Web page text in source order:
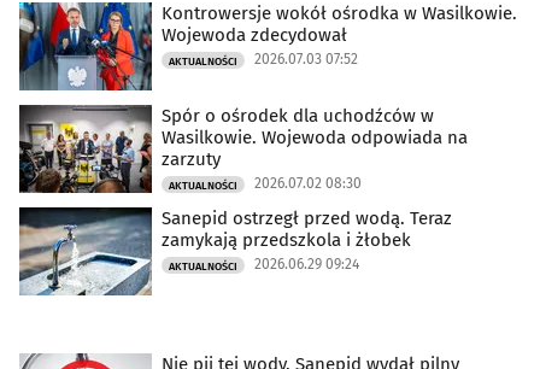
Kontrowersje wokół ośrodka w Wasilkowie.
Wojewoda zdecydował
AKTUALNOŚCI 2026.07.03 07:52
Spór o ośrodek dla uchodźców w
Wasilkowie. Wojewoda odpowiada na
zarzuty
AKTUALNOŚCI 2026.07.02 08:30
Sanepid ostrzegł przed wodą. Teraz
zamykają przedszkola i żłobek
AKTUALNOŚCI 2026.06.29 09:24
Nie pij tej wody. Sanepid wydał pilny